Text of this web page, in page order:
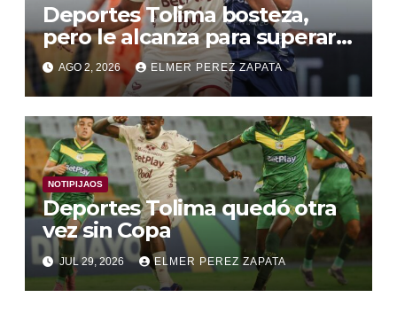
Deportes Tolima bosteza,
pero le alcanza para superar a
Alianza Valledupar 2 A 1
AGO 2, 2026 ELMER PEREZ ZAPATA
NOTIPIJAOS
Deportes Tolima quedó otra
vez sin Copa
JUL 29, 2026 ELMER PEREZ ZAPATA